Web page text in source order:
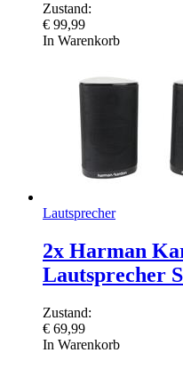
Zustand:
€ 99,99
In Warenkorb
Lautsprecher
2x Harman
Lautsprecher
Zustand:
€ 69,99
In Warenkorb